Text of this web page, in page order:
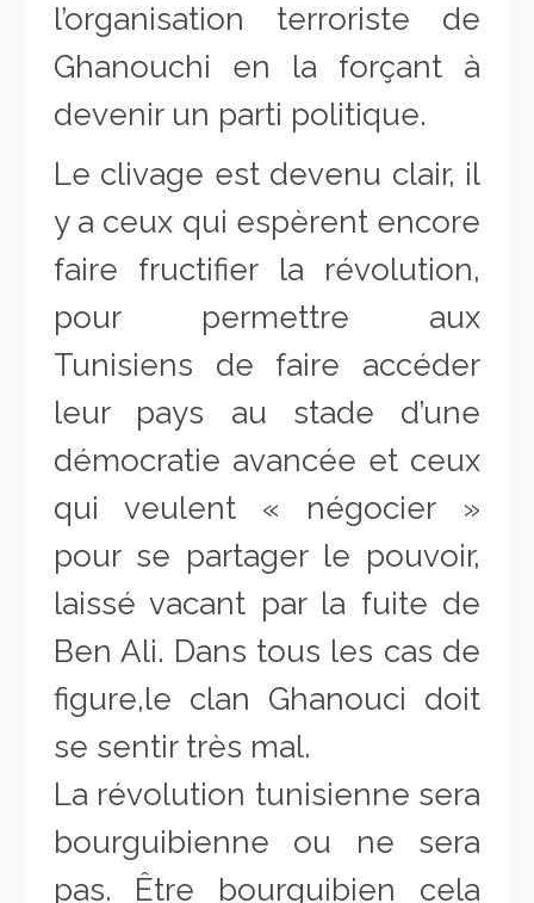
l’organisation terroriste de
Ghanouchi en la forçant à
devenir un parti politique.
Le clivage est devenu clair, il
y a ceux qui espèrent encore
faire fructifier la révolution,
pour permettre aux
Tunisiens de faire accéder
leur pays au stade d’une
démocratie avancée et ceux
qui veulent « négocier »
pour se partager le pouvoir,
laissé vacant par la fuite de
Ben Ali. Dans tous les cas de
figure,le clan Ghanouci doit
se sentir très mal.
La révolution tunisienne sera
bourguibienne ou ne sera
pas. Être bourguibien cela